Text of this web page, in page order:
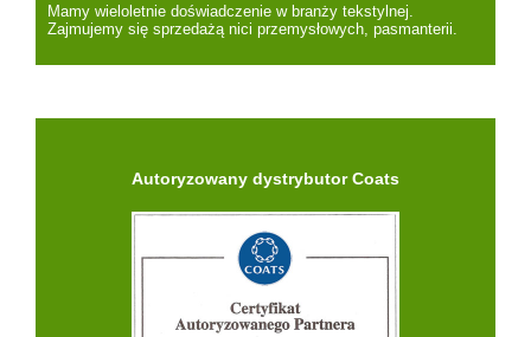
Mamy wieloletnie doświadczenie w branży tekstylnej.
Zajmujemy się sprzedażą nici przemysłowych, pasmanterii.
Autoryzowany dystrybutor Coats